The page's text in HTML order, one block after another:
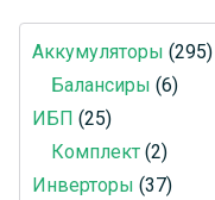
Аккумуляторы 295
Балансиры 6
ИБП 25
Комплект 2
Инверторы 37